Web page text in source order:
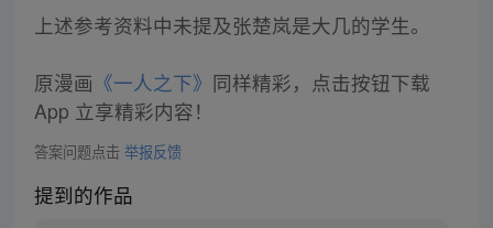
上述参考资料中未提及张楚岚是大几的学生。
原漫画 《一人之下》 同样精彩，点击按钮下载
App 立享精彩内容！
答案问题点击 举报反馈
提到的作品